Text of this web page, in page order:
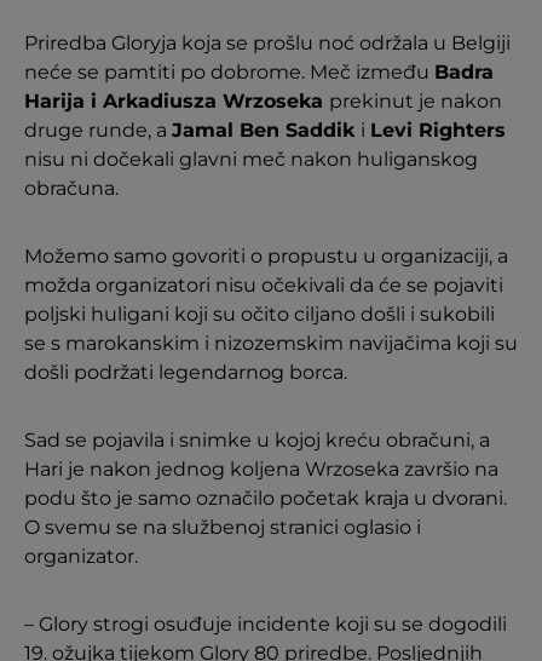
Priredba Gloryja koja se prošlu noć održala u Belgiji
neće se pamtiti po dobrome. Meč između Badra
Harija i Arkadiusza Wrzoseka prekinut je nakon
druge runde, a Jamal Ben Saddik i Levi Righters
nisu ni dočekali glavni meč nakon huliganskog
obračuna.
Možemo samo govoriti o propustu u organizaciji, a
možda organizatori nisu očekivali da će se pojaviti
poljski huligani koji su očito ciljano došli i sukobili
se s marokanskim i nizozemskim navijačima koji su
došli podržati legendarnog borca.
Sad se pojavila i snimke u kojoj kreću obračuni, a
Hari je nakon jednog koljena Wrzoseka završio na
podu što je samo označilo početak kraja u dvorani.
O svemu se na službenoj stranici oglasio i
organizator.
– Glory strogi osuđuje incidente koji su se dogodili
19. ožujka tijekom Glory 80 priredbe. Posljednjih